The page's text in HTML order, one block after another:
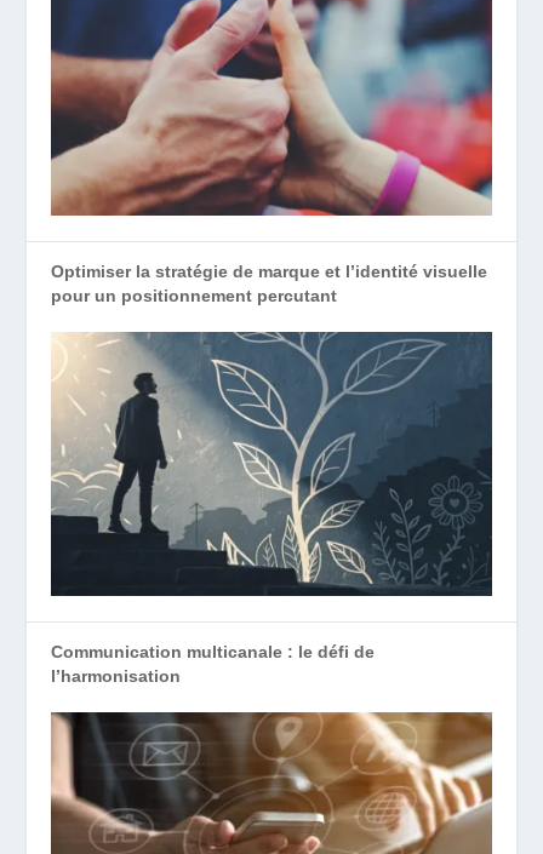
Optimiser la stratégie de marque et l’identité visuelle
pour un positionnement percutant
Communication multicanale : le défi de
l’harmonisation